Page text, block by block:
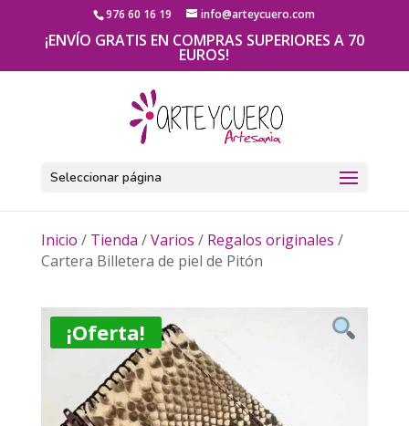
976 60 16 19 info@arteycuero.com
¡ENVÍO GRATIS EN COMPRAS SUPERIORES A 70
EUROS!
Seleccionar página
Inicio / Tienda /Varios / Regalos originales /
Cartera Billetera de piel de Pitón
¡Oferta!